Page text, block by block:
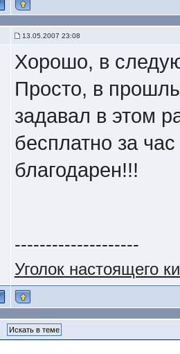
13.05.2007 23:08
Хорошо, в
Просто, в
задавал в этом
бесплатно за
благодарен!!!
--------------------
Уголок настоящего